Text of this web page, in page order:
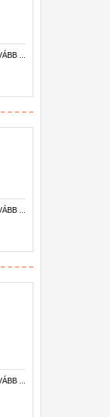
...
...
...